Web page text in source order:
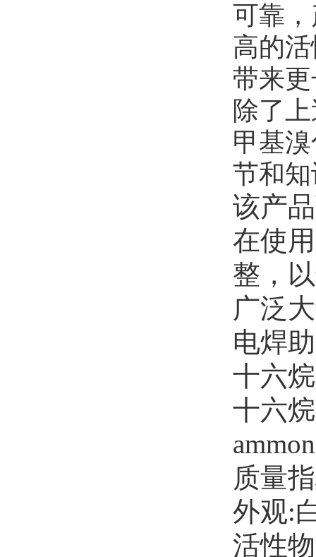
可靠
高的
带来
除了
甲基
节和
该产
在使
整，
广泛
电焊
十六
十六
质量
外观:
活性